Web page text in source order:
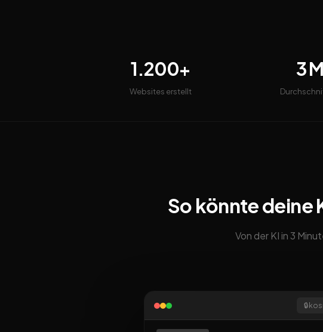
1.200+
Websites erstellt
3
So könnte
Von der KI in 3
🔒